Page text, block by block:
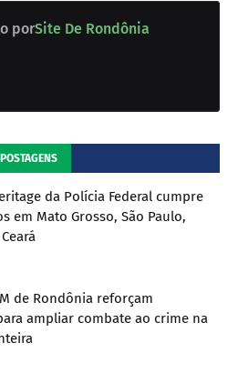
porSite De Rondônia
da Polícia Federal cumpre
em Mato Grosso, São Paulo,
de Rondônia reforçam
ampliar combate ao crime na